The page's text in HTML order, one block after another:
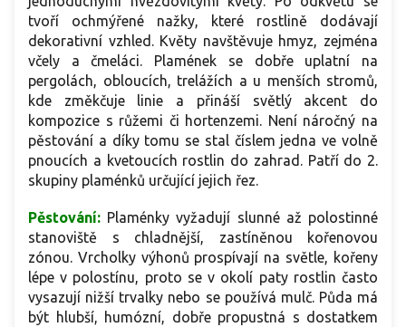
tvoří ochmýřené nažky, které rostlině dodávají
dekorativní vzhled. Květy navštěvuje hmyz, zejména
včely a čmeláci. Plamének se dobře uplatní na
pergolách, obloucích, trelážích a u menších stromů,
kde změkčuje linie a přináší světlý akcent do
kompozice s růžemi či hortenzemi. Není náročný na
pěstování a díky tomu se stal číslem jedna ve volně
pnoucích a kvetoucích rostlin do zahrad. Patří do 2.
skupiny plaménků určující jejich řez.
Pěstování: Plaménky vyžadují slunné až polostinné
stanoviště s chladnější, zastíněnou kořenovou
zónou. Vrcholky výhonů prospívají na světle, kořeny
lépe v polostínu, proto se v okolí paty rostlin často
vysazují nižší trvalky nebo se používá mulč. Půda má
být hlubší, humózní, dobře propustná s dostatkem